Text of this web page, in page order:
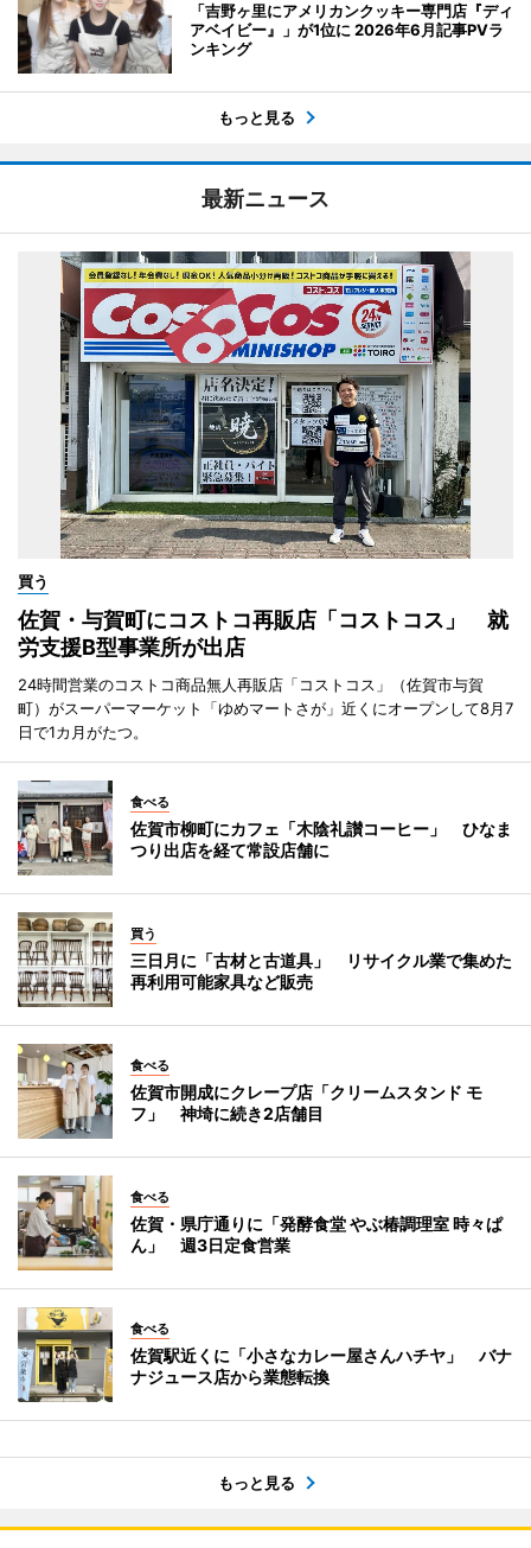
「吉野ヶ里にアメリカンクッキー専門店『ディ
アベイビー』」が1位に 2026年6月記事PVラ
ンキング
もっと見る
最新ニュース
買う
佐賀・与賀町にコストコ再販店「コストコス」 就
労支援B型事業所が出店
24時間営業のコストコ商品無人再販店「コストコス」（佐賀市与賀
町）がスーパーマーケット「ゆめマートさが」近くにオープンして8月7
日で1カ月がたつ。
食べる
佐賀市柳町にカフェ「木陰礼讃コーヒー」 ひなま
つり出店を経て常設店舗に
買う
三日月に「古材と古道具」 リサイクル業で集めた
再利用可能家具など販売
食べる
佐賀市開成にクレープ店「クリームスタンド モ
フ」 神埼に続き2店舗目
食べる
佐賀・県庁通りに「発酵食堂 やぶ椿調理室 時々ぱ
ん」 週3日定食営業
食べる
佐賀駅近くに「小さなカレー屋さんハチヤ」 バナ
ナジュース店から業態転換
もっと見る